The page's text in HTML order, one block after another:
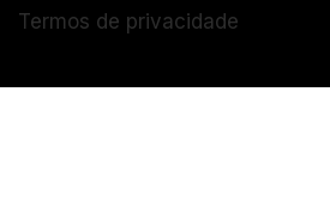
Termos de privacidade